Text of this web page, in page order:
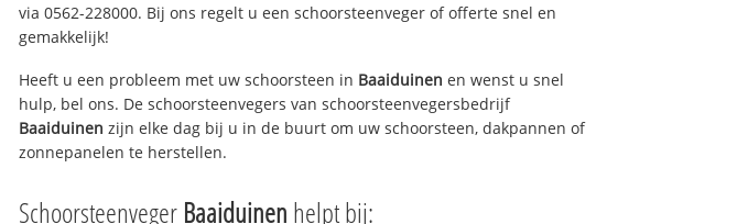
via 0562-228000. Bij ons regelt u een schoorsteenveger of offerte snel en
gemakkelijk!
Heeft u een probleem met uw schoorsteen in Baaiduinen en wenst u snel
hulp, bel ons. De schoorsteenvegers van schoorsteenvegersbedrijf
Baaiduinen zijn elke dag bij u in de buurt om uw schoorsteen, dakpannen of
zonnepanelen te herstellen.
Schoorsteenveger Baaiduinen helpt bij: